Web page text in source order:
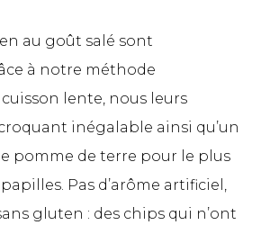
au goût salé sont
à notre méthode
lente, nous leurs
inégalable ainsi qu’un
pomme de terre pour le plus
Pas d’arôme artificiel,
gluten : des chips qui n’ont